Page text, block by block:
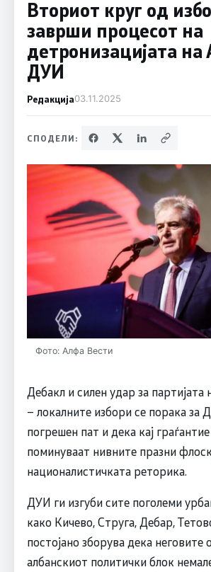
Вториот круг од
заврши процесот на
детронизацијата
ДУИ
Редакција03.11.2025
СПОДЕЛИ:
Фото: Алфа Вести
Дебакл и силен удар за
– локалните избори се порака за
погрешен пат и дека кај
поминуваат нивните празни
националистичката реторика.
ДУИ ги изгуби сите поголеми
како Кичево, Струга, Дебар,
постојано зборува дека неговите
албанскиот политички блок